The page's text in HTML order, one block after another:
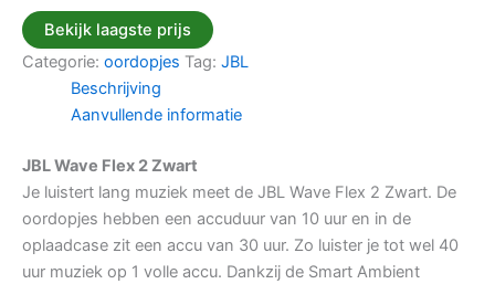
Bekijk laagste prijs
Categorie: oordopjes Tag: JBL
Beschrijving
Aanvullende informatie
JBL Wave Flex 2 Zwart
Je luistert lang muziek meet de JBL Wave Flex 2 Zwart. De
oordopjes hebben een accuduur van 10 uur en in de
oplaadcase zit een accu van 30 uur. Zo luister je tot wel 40
uur muziek op 1 volle accu. Dankzij de Smart Ambient